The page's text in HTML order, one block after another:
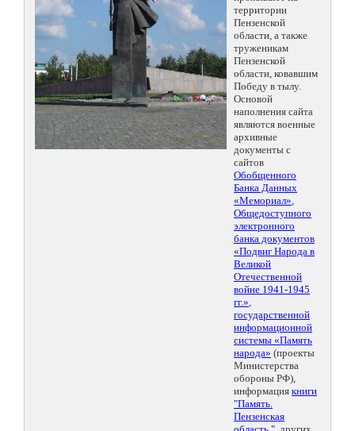
территории
Пензенской
области, а также
труженикам
Пензенской
области, ковавшим
Победу в тылу.
Основой
наполнения сайта
являются военные
архивные
документы с
сайтов
Обобщенного
Банка Данных
«Мемориал»,
Общедоступного
электронного
банка документов
«Подвиг Народа в
Великой
Отечественной
войне 1941-1945
гг.»,
государственной
информационной
системы «Память
народа» (проекты
Министерства
обороны РФ),
информация книги
"Память.
Пензенская